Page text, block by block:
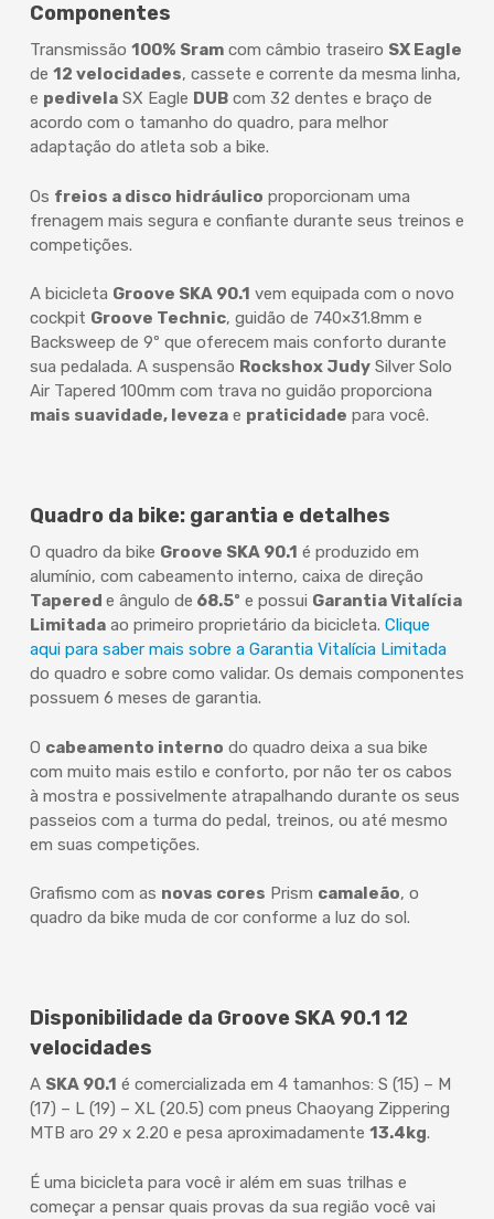
Componentes
Transmissão 100% Sramcom câmbio traseiro SX Eagle
de 12 velocidades, cassete e corrente da mesma linha,
e pedivelaSX Eagle DUBcom 32 dentes e braço de
acordo com o tamanho do quadro, para melhor
adaptação do atleta sob a bike.
Os freios a disco hidráulico proporcionam uma
frenagem mais segura e confiante durante seus treinos e
competições.
A bicicleta Groove SKA 90.1 vem equipada com o novo
cockpit Groove Technic, guidão de 740×31.8mm e
Backsweep de 9º que oferecem mais conforto durante
sua pedalada. A suspensão Rockshox JudySilver Solo
Air Tapered 100mm com trava no guidão proporciona
mais suavidade, levezae praticidade para você.
Quadro da bike: garantia e detalhes
O quadro da bike Groove SKA 90.1 é produzido em
alumínio, com cabeamento interno, caixa de direção
Tapered e ângulo de 68.5º e possui Garantia Vitalícia
Limitadaao primeiro proprietário da bicicleta. Clique
aqui para saber mais sobre a Garantia Vitalícia Limitada
do quadro e sobre como validar. Os demais componentes
possuem 6 meses de garantia.
O cabeamento interno do quadro deixa a sua bike
com muito mais estilo e conforto, por não ter os cabos
à mostra e possivelmente atrapalhando durante os seus
passeios com a turma do pedal, treinos, ou até mesmo
em suas competições.
Grafismo com as novas cores Prism camaleão, o
quadro da bike muda de cor conforme a luz do sol.
Disponibilidade da Groove SKA 90.1 12
velocidades
A SKA 90.1 é comercializada em 4 tamanhos: S (15) – M
(17) – L (19) – XL (20.5) com pneus Chaoyang Zippering
MTB aro 29 x 2.20 e pesa aproximadamente 13.4kg.
É uma bicicleta para você ir além em suas trilhas e
começar a pensar quais provas da sua região você vai